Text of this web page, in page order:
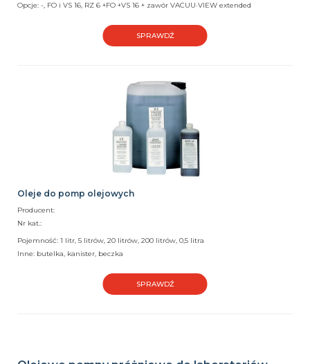
Opcje: -, FO i VS 16, RZ 6 +FO +VS 16 + zawór VACUU·VIEW extended
SPRAWDŹ
Oleje do pomp olejowych
Producent:
Nr kat.:
Pojemność: 1 litr, 5 litrów, 20 litrów, 200 litrów, 0,5 litra
Inne: butelka, kanister, beczka
SPRAWDŹ